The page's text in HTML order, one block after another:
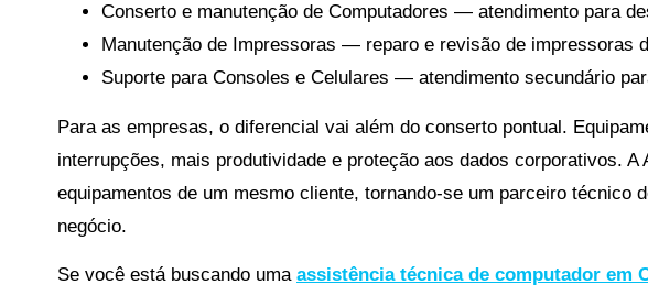
Conserto e manutenção de Computadores — atendimento para
Manutenção de Impressoras — reparo e revisão de impressoras
Suporte para Consoles e Celulares — atendimento secundário
Para as empresas, o diferencial vai além do conserto pontual.
interrupções, mais produtividade e proteção aos dados corporativos. A
equipamentos de um mesmo cliente, tornando-se um parceiro técnico
negócio.
Se você está buscando uma assistência técnica de computador em